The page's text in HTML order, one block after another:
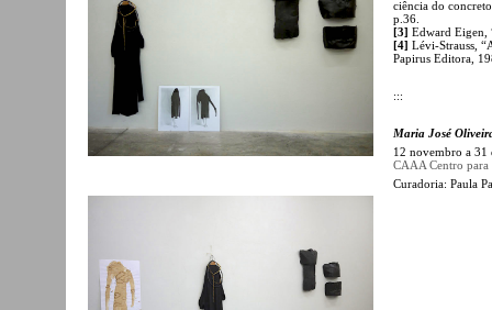
ciência do
p.36.
[3] Edward Eigen,
[4] Lévi-Strauss,
Papirus Editora,
:::
Maria José
12 novembro a 31
CAAA Centro para
Curadoria: Paula